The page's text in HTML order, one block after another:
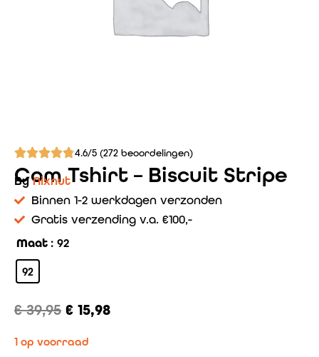
4.6/5 (272 beoordelingen)
Com Tshirt – Biscuit Stripe
ByNixnut
Binnen 1-2 werkdagen verzonden
Gratis verzending v.a. €100,-
Maat : 92
92
€39,95 € 15,98
1 op voorraad